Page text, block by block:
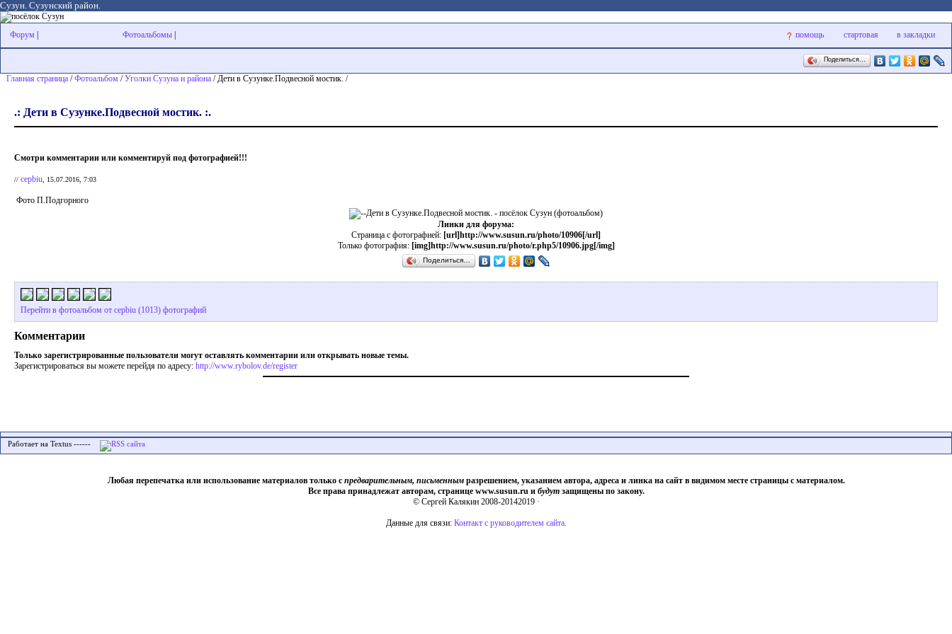
Сузун. Сузунский район.
Форум Фотоальбомы помощь стартовая в закладки
Поделиться…
Главная страница /Фотоальбом /Уголки Сузуна и района / Дети в Сузунке.Подвесной мостик. /
.: Дети в Сузунке.Подвесной мостик. :.
Смотри комментарии или комментируй под фотографией!!!
// cepbiu, 15.07.2016, 7:03
Фото П.Подгорного
Линки для форума:
Страница с фотографией: [url]http://www.susun.ru/photo/10906[/url]
Только фотография: [img]http://www.susun.ru/photo/r.php5/10906.jpg[/img]
Поделиться…
Перейти в фотоальбом от cepbiu (1013) фотографий
Комментарии
Только зарегистрированные пользователи могут оставлять комментарии или открывать новые темы.
Зарегистрироваться вы можете перейдя по адресу: http://www.rybolov.de/register
Работает на Textus ------
Любая перепечатка или использование материалов только с предварительным, письменнымразрешением, указанием автора, адреса и линка на сайт в видимом месте страницы с материалом.
Все права принадлежат авторам, странице www.susun.ru и будутзащищены по закону.
© Сергей Калякин 2008-20142019 ·
Данные для связи: Контакт с руководителем сайта.